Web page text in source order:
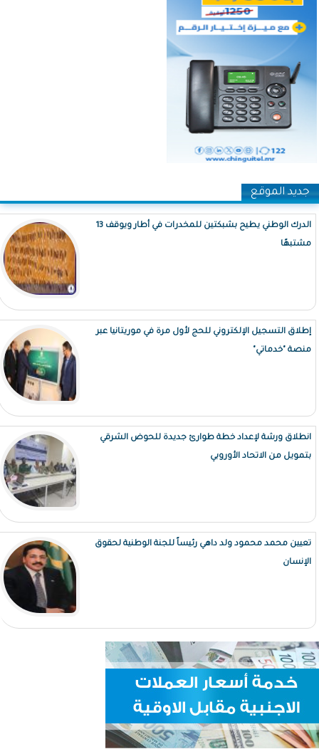
جديد الموقع
الدرك الوطني يطيح بشبكتين للمخدرات في أطار ويوقف 13
مشتبهًا
إطلاق التسجيل الإلكتروني للحج لأول مرة في موريتانيا عبر
منصة "خدماتي"
انطلاق ورشة لإعداد خطة طوارئ جديدة للحوض الشرقي
بتمويل من الاتحاد الأوروبي
تعيين محمد محمود ولد داهي رئيساً للجنة الوطنية لحقوق
الإنسان